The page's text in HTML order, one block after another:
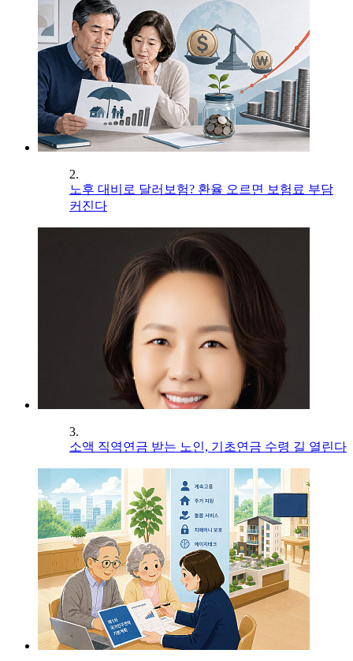
2.
노후 대비로 달러보험? 환율 오르면 보험료 부담
커진다
3.
소액 직역연금 받는 노인, 기초연금 수령 길 열린다